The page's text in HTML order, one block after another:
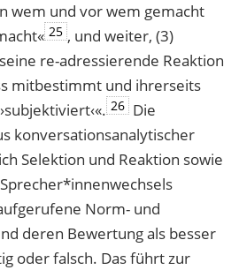
wem und vor wem gemacht
25 , und weiter, (3)
re-adressierende Reaktion
mitbestimmt und ihrerseits
26 Die
konversationsanalytischer
Selektion und Reaktion sowie
Norm- und
deren Bewertung als besser
oder falsch. Das führt zur